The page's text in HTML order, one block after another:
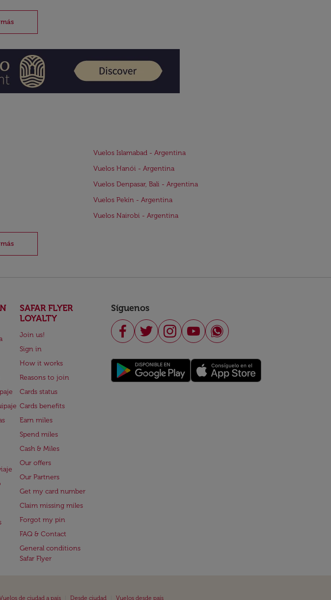
Vuelos Islamabad - Argentina
Vuelos Hanói - Argentina
Vuelos Denpasar, Bali - Argentina
Vuelos Pekín - Argentina
Vuelos Nairobi - Argentina
SAFAR FLYER
LOYALTY
Join us!
Sign in
How it works
Reasons to join
Cards status
Cards benefits
Earn miles
Spend miles
Cash & Miles
Our offers
Our Partners
Get my card number
Claim missing miles
Forgot my pin
FAQ & Contact
General conditions
Safar Flyer
Síguenos
de ciudad a país Desde ciudad Vuelos desde país